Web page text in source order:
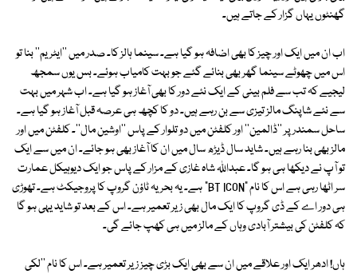
گھنٹوں یہاں گزار کے جاتے ہیں۔
اب ان میں ایک اور چیز کا بھی اضافہ ہو گیا ہے۔ سینما ہالز کا۔ صدر میں ''ایٹریم'' بنا تو
اس میں چھوٹے سینما گھر بھی بنائے گئے جو بہت کامیاب ہوئے۔ بس یوں سمجھ
لیجیے کہ تب سے فلم بینی کے ایک نئے دور کا بھی آغاز ہو گیا ہے۔ اب شہر میں بہت
سے نئے شاپنگ مالز تیزی سے بن رہے ہیں۔ دو کا کچھ ہی عرصہ قبل آغاز ہو گیا ہے۔
ساحل سمندر پر ''ڈالمین'' اور کلفٹن میں دو تلوار کے پاس ''اوشین مال''۔ کلفٹن میں اور
مالز بھی بنا رہے ہیں۔ شاید سال ڈیڑھ سال میں ان کا آغاز بھی ہو جائے۔ ان میں سے ایک
تو آپ نے دیکھا ہی ہو گا۔ عبداللہ شاہ غازی کے مزار کے پاس جو ایک دیوہیکل عمارت
سر اٹھا رہی ہے اس کا نام "BT ICON" ہے۔ یہ بحریہ ٹاؤن گروپ کا پروجیکٹ ہے۔ تھوڑی
ہی دور اے کے ڈی گروپ کا ایک مال بھی زیر تعمیر ہے۔ اس کے بعد تو شاید یہی ہو گا
کہ کلفٹن کی بیشتر آبادی وہاں کے مالز میں ہی کھپ جائے گی۔
ہاں! ادھر ایک اور علاقے میں ان سے بھی ایک بڑی چیز زیر تعمیر ہے۔ اس کا نام ''لکی